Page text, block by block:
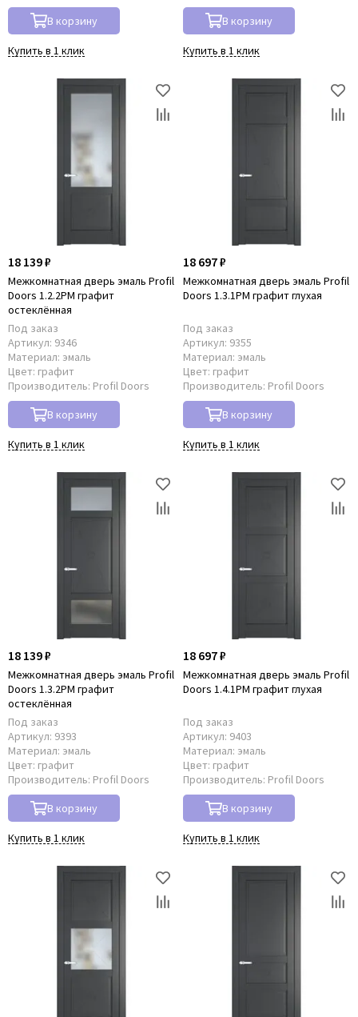
В корзину
Купить в 1 клик
В корзину
Купить в 1 клик
18 139 ₽
Межкомнатная дверь эмаль Profil
Doors 1.2.2PM графит
остеклённая
Под заказ
Артикул: 9346
Материал: эмаль
Цвет: графит
Производитель: Profil Doors
В корзину
Купить в 1 клик
18 697 ₽
Межкомнатная дверь эмаль Profil
Doors 1.3.1PM графит глухая
Под заказ
Артикул: 9355
Материал: эмаль
Цвет: графит
Производитель: Profil Doors
В корзину
Купить в 1 клик
18 139 ₽
Межкомнатная дверь эмаль Profil
Doors 1.3.2PM графит
остеклённая
Под заказ
Артикул: 9393
Материал: эмаль
Цвет: графит
Производитель: Profil Doors
В корзину
Купить в 1 клик
18 697 ₽
Межкомнатная дверь эмаль Profil
Doors 1.4.1PM графит глухая
Под заказ
Артикул: 9403
Материал: эмаль
Цвет: графит
Производитель: Profil Doors
В корзину
Купить в 1 клик